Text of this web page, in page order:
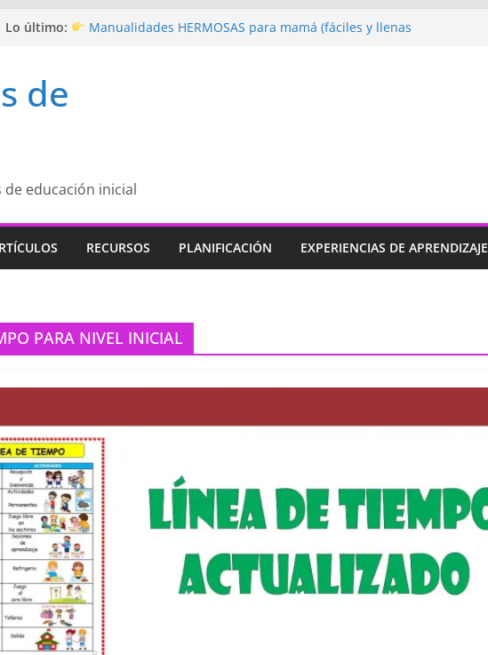
Lo último:
Manualidades HERMOSAS para mamá (fáciles y llenas
Inicial
de
educación inicial
RECURSOS PLANIFICACIÓN EXPERIENCIAS DE APRENDIZAJE
PARA NIVEL INICIAL